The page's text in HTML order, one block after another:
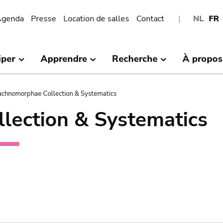
NL FR
Presse Location de salles Contact
Apprendre Recherche À propos
Collection & Systematics
& Systematics